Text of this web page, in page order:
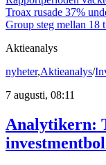
Troax rusade 37%
Group steg mellan 18
Aktieanalys
nyheter,Aktieanalys/
7 augusti, 08:11
Analytikern: